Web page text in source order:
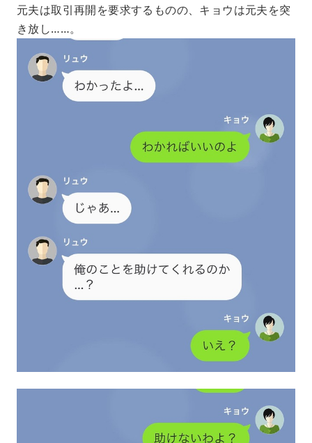
元夫は取引再開を要求するものの、キョウは元夫を突
き放し……。